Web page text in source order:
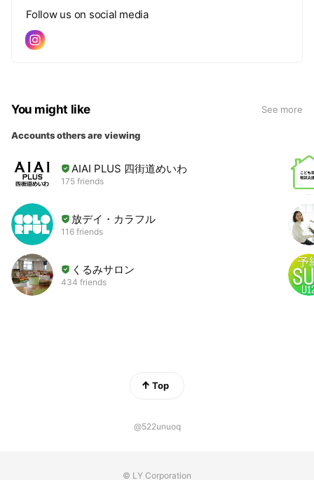
Follow us on social media
You might like See more
Accounts others are viewing
AIAI PLUS 四街道めいわ
175 friends
放デイ・カラフル
116 friends
くるみサロン
434 friends
Top
@522unuoq
© LY Corporation